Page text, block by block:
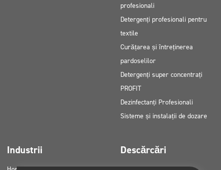
profesionali
Detergenți profesionali pentru
textile
Curățarea și întreținerea
pardoselilor
Detergenți super concentrați
PROFIT
Dezinfectanți Profesionali
Sisteme și instalații de dozare
Industrii Descărcări